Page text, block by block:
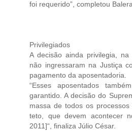
foi requerido”, completou Balera.
Privilegiados
A decisão ainda privilegia,
não ingressaram na Justiça
pagamento da aposentadoria.
“Esses aposentados
garantido. A decisão do
massa de todos os
teto, que devem acontecer
2011]“, finaliza Júlio César.